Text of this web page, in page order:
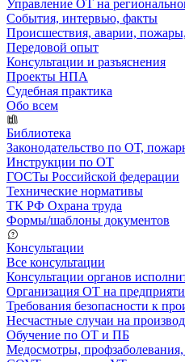
Управление ОТ на
События, интервью, факты
Происшествия, аварии,
Передовой опыт
Консультации и разъяснения
Проекты НПА
Судебная практика
Обо всем
Библиотека
Законодательство по ОТ,
Инструкции по ОТ
ГОСТы Российской федерации
Технические нормативы
ТК РФ Охрана труда
Формы/шаблоны документов
Консультации
Все консультации
Консультации органов
Организация ОТ на
Требования безопасности к
Несчастные случаи на
Обучение по ОТ и ПБ
Медосмотры,